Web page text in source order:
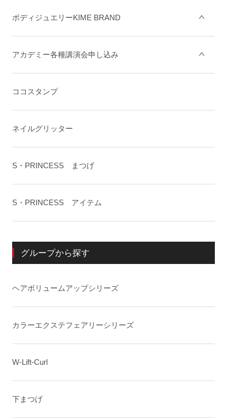
ボディジュエリーKIME BRAND
アカデミー各種講演会申し込み
ココスタンプ
ネイルグリッター
S・PRINCESS まつげ
S・PRINCESS アイテム
グループから探す
ヘアボリュームアップシリーズ
カラーエクステフェアリーシリーズ
W-Lift-Curl
下まつげ